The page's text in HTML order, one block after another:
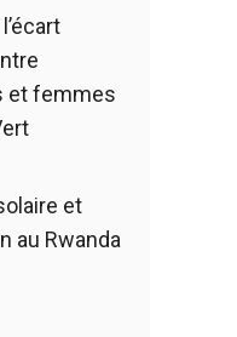
et femmes
et
au Rwanda